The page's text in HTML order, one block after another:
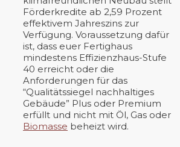
Förderkredite ab 2,59 Prozent
effektivem Jahreszins zur
Verfügung. Voraussetzung dafür
ist, dass euer Fertighaus
mindestens Effizienzhaus-Stufe
40 erreicht oder die
Anforderungen für das
“Qualitätssiegel nachhaltiges
Gebäude” Plus oder Premium
erfüllt und nicht mit Öl, Gas oder
Biomasse beheizt wird.